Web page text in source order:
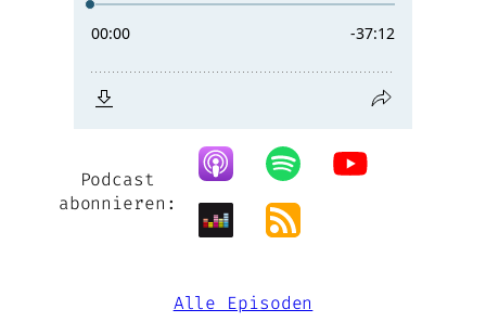
Podcast
abonnieren:
Alle Episoden